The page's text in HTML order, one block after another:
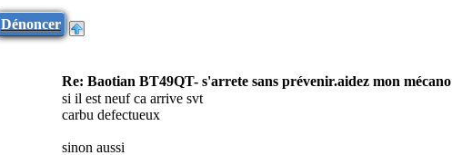
Dénoncer
Re: Baotian BT49QT- s'arrete sans prévenir.aidez mon mécano
si il est neuf ca arrive svt
carbu defectueux
sinon aussi